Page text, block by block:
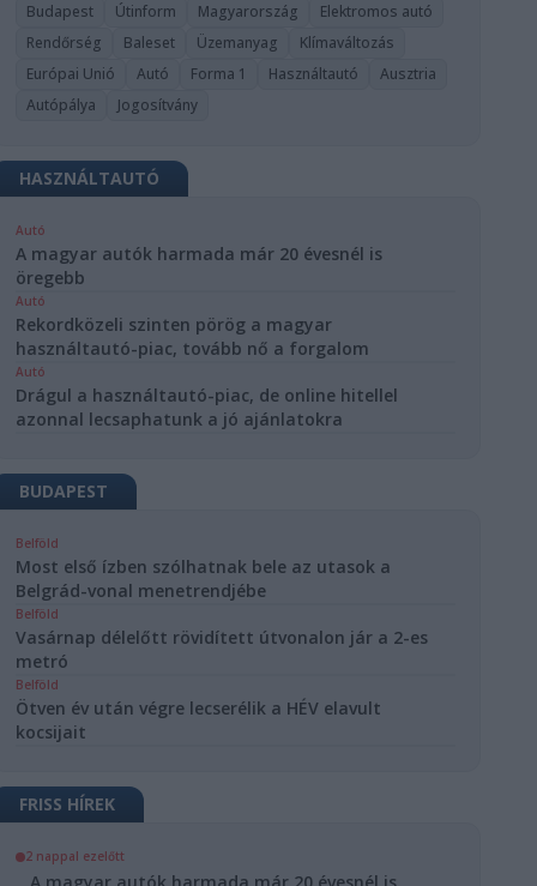
Budapest Útinform Magyarország
Elektromos autó
Rendőrség
Baleset Üzemanyag
Klímaváltozás
Európai Unió
Autó Forma 1 Használtautó
Ausztria
Autópálya
Jogosítvány
HASZNÁLTAUTÓ
Autó
A magyar autók harmada már 20 évesnél is
öregebb
Autó
Rekordközeli szinten pörög a magyar
használtautó-piac, tovább nő a forgalom
Autó
Drágul a használtautó-piac, de online hitellel
azonnal lecsaphatunk a jó ajánlatokra
BUDAPEST
Belföld
Most első ízben szólhatnak bele az utasok a
Belgrád-vonal menetrendjébe
Belföld
Vasárnap délelőtt rövidített útvonalon jár a 2-es
metró
Belföld
Ötven év után végre lecserélik a HÉV elavult
kocsijait
FRISS HÍREK
2 nappal ezelőtt